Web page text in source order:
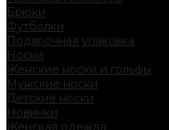
Брюки
Футболки
Подарочная упаковка
Носки
Женские носки и гольфы
Мужские носки
Детские носки
Новинки
Женская одежда